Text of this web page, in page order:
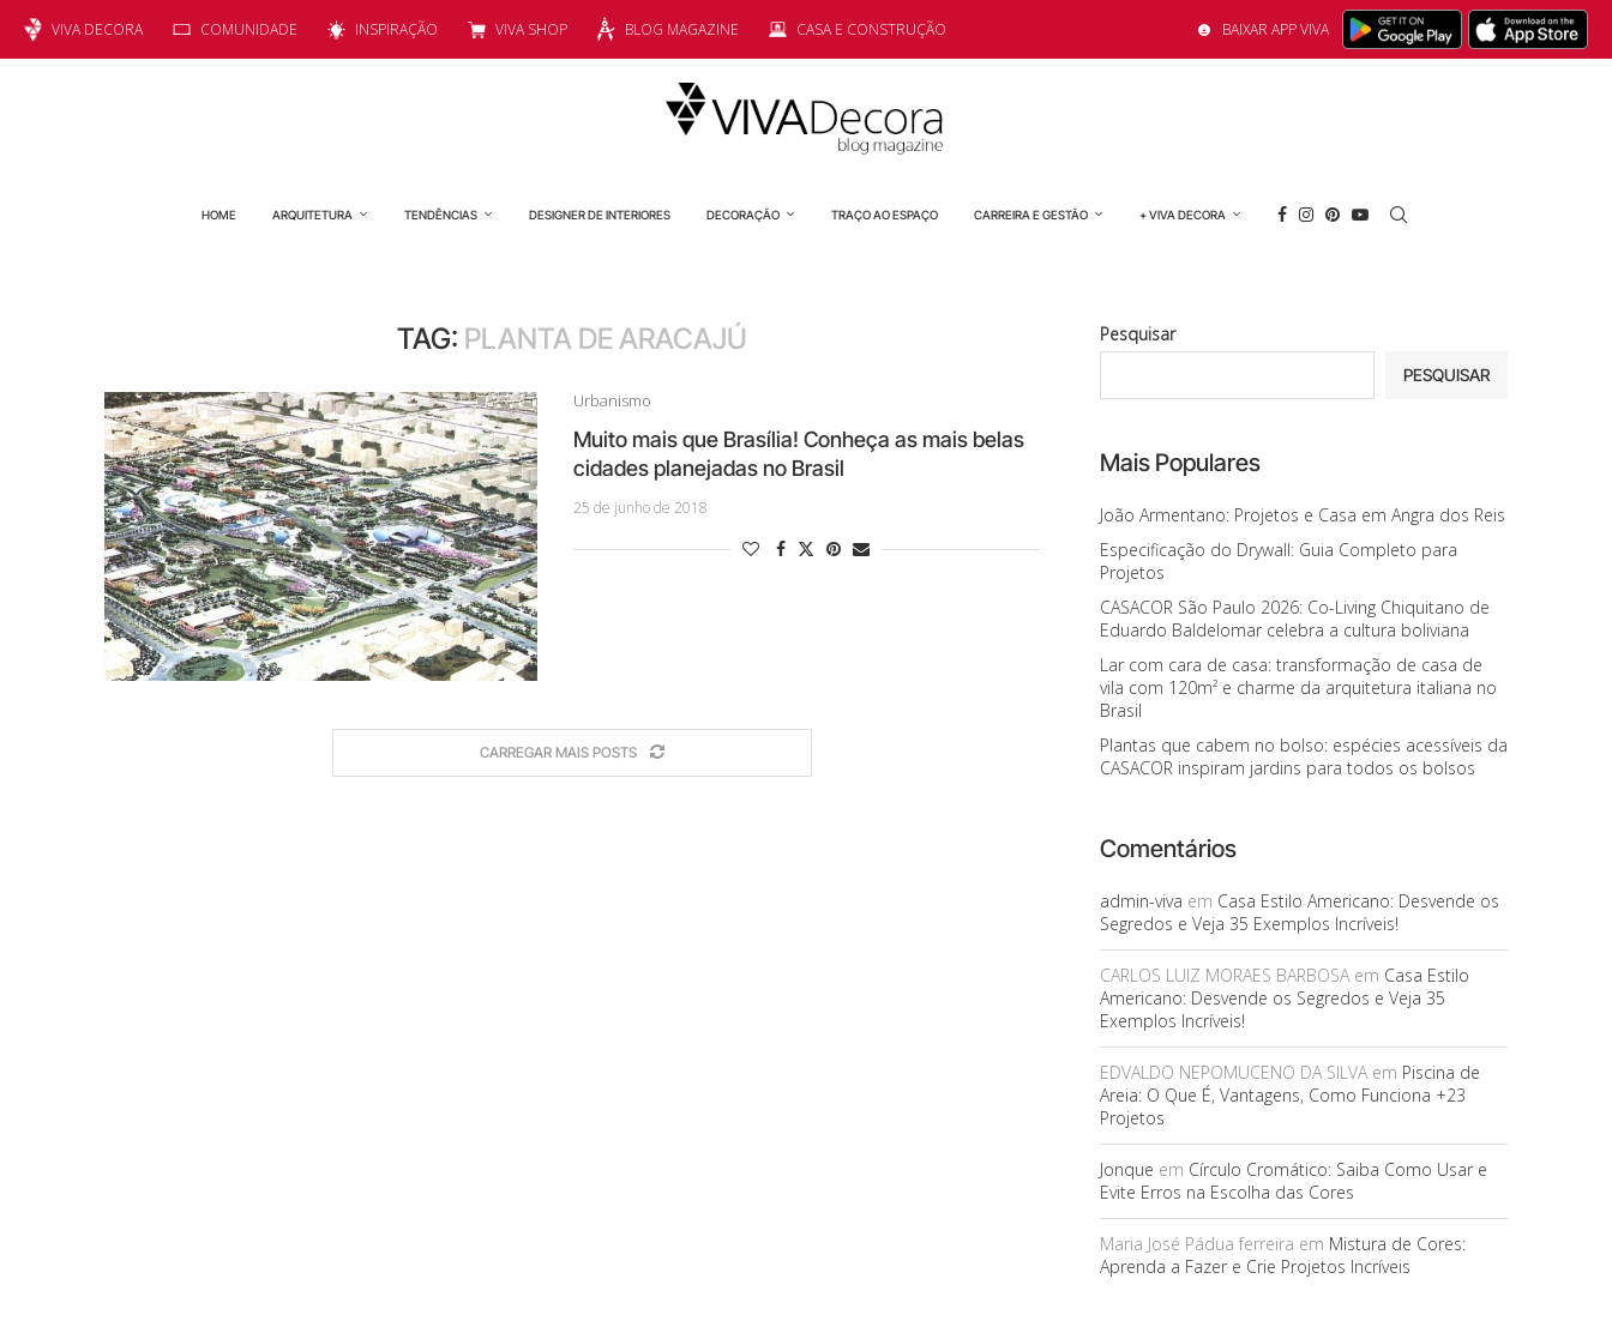
VIVA DECORA COMUNIDADE INSPIRAÇÃO VIVA SHOP BLOG MAGAZINE CASA E CONSTRUÇÃO BAIXAR APP VIVA
HOME ARQUITETURA TENDÊNCIAS DESIGNER DE INTERIORES DECORAÇÃO TRAÇO AO ESPAÇO CARREIRA E GESTÃO + VIVA DECORA
TAG: PLANTA DE ARACAJÚ
Urbanismo
Muito mais que Brasília! Conheça as mais belas
cidades planejadas no Brasil
25 de junho de 2018
CARREGAR MAIS POSTS
Pesquisar
PESQUISAR
Mais Populares
João Armentano: Projetos e Casa em Angra dos Reis
Especificação do Drywall: Guia Completo para
Projetos
CASACOR São Paulo 2026: Co-Living Chiquitano de
Eduardo Baldelomar celebra a cultura boliviana
Lar com cara de casa: transformação de casa de
vila com 120m² e charme da arquitetura italiana no
Brasil
Plantas que cabem no bolso: espécies acessíveis da
CASACOR inspiram jardins para todos os bolsos
Comentários
admin-viva em Casa Estilo Americano: Desvende os
Segredos e Veja 35 Exemplos Incríveis!
CARLOS LUIZ MORAES BARBOSAem Casa Estilo
Americano: Desvende os Segredos e Veja 35
Exemplos Incríveis!
EDVALDO NEPOMUCENO DA SILVAem Piscina de
Areia: O Que É, Vantagens, Como Funciona +23
Projetos
Jonque em Círculo Cromático: Saiba Como Usar e
Evite Erros na Escolha das Cores
Maria José Pádua ferreira em Mistura de Cores:
Aprenda a Fazer e Crie Projetos Incríveis